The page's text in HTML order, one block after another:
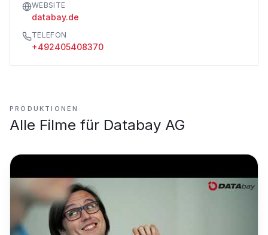
WEBSITE
databay.de
TELEFON
+492405408370
PRODUKTIONEN
Alle Filme für Databay AG